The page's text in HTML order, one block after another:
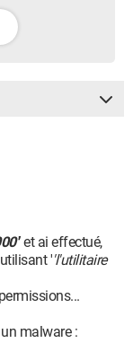
' et ai effectué,
''l'utilitaire
malware :